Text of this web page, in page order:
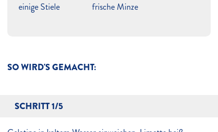
SO WIRD'S GEMACHT:
SCHRITT 1/5
einige Stiele
frische Minze